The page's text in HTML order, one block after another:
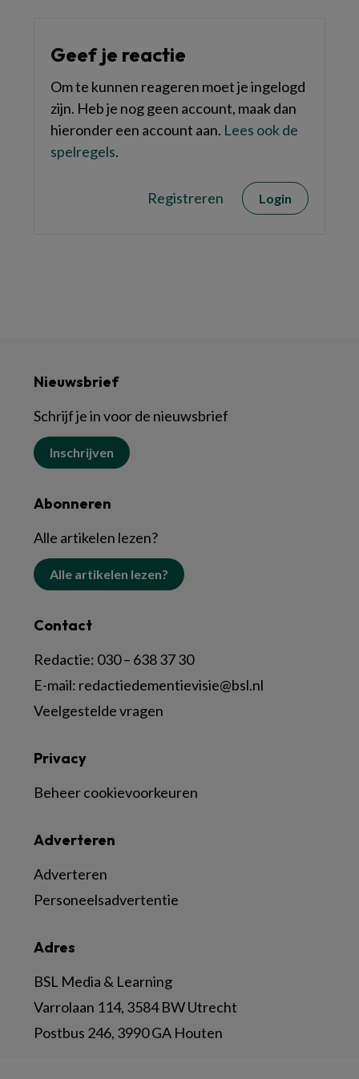
Geef je reactie
Om te kunnen reageren moet je ingelogd
zijn. Heb je nog geen account, maak dan
hieronder een account aan. Lees ook de
spelregels.
Registreren Login
Nieuwsbrief
Schrijf je in voor de nieuwsbrief
Inschrijven
Abonneren
Alle artikelen lezen?
Alle artikelen lezen?
Contact
Redactie: 030 – 638 37 30
E-mail: redactiedementievisie@bsl.nl
Veelgestelde vragen
Adres
BSL Media & Learning
Varrolaan 114, 3584 BW Utrecht
Postbus 246, 3990 GA Houten
Adverteren
Adverteren
Personeelsadvertentie
Privacy
Beheer cookievoorkeuren